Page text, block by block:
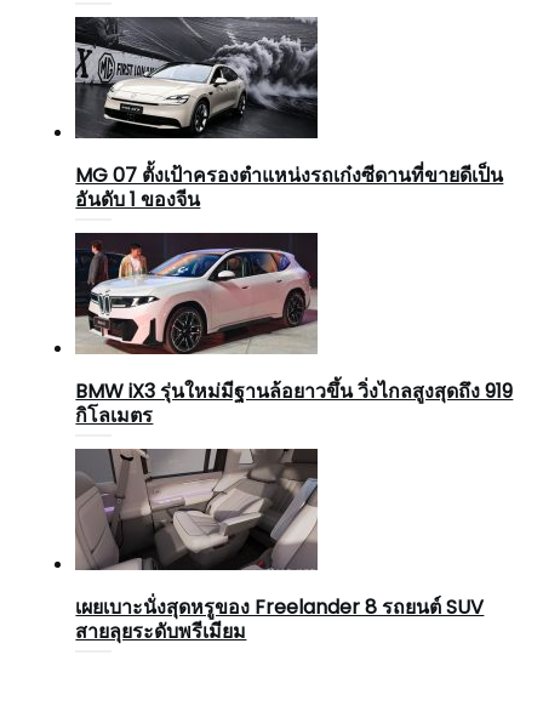
MG 07 ตั้งเป้าครองตำแหน่งรถเก๋งซีดานที่ขายดีเป็น
อันดับ 1 ของจีน
BMW iX3 รุ่นใหม่มีฐานล้อยาวขึ้น วิ่งไกลสูงสุดถึง 919
กิโลเมตร
เผยเบาะนั่งสุดหรูของ Freelander 8 รถยนต์ SUV
สายลุยระดับพรีเมียม